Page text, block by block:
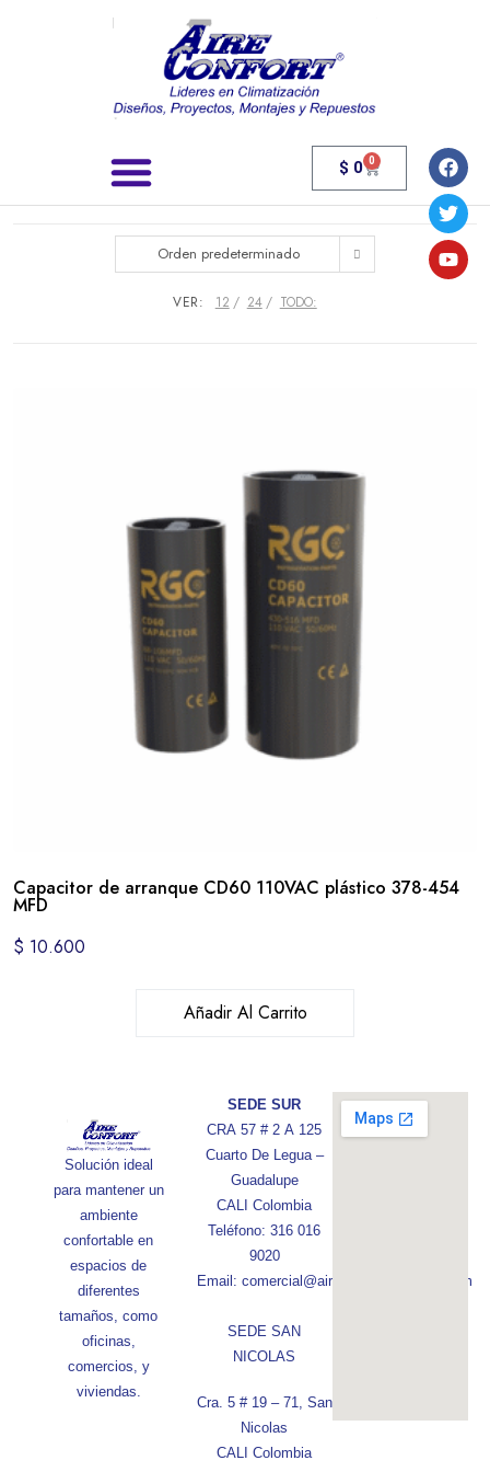
$ 0 0
Orden predeterminado
VER: 12 24 TODO:
Capacitor de arranque CD60 110VAC plástico 378-454
MFD
$ 10.600
Añadir Al Carrito
Solución ideal
para mantener un
ambiente
confortable en
espacios de
diferentes
tamaños, como
oficinas,
comercios, y
viviendas.
SEDE SUR
CRA 57 # 2 A 125
Cuarto De Legua –
Guadalupe
CALI Colombia
Teléfono: 316 016
9020
Email: comercial@aireconfortcolombia.com
SEDE SAN
NICOLAS
Cra. 5 # 19 – 71, San
Nicolas
CALI Colombia